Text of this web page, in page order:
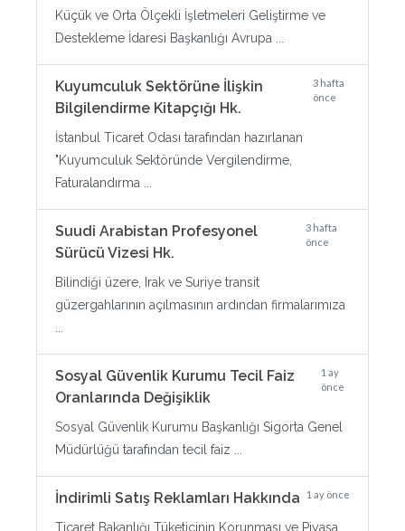
Küçük ve Orta Ölçekli İşletmeleri Geliştirme ve
Destekleme İdaresi Başkanlığı Avrupa ...
Kuyumculuk Sektörüne İlişkin
Bilgilendirme Kitapçığı Hk.
3 hafta
önce
İstanbul Ticaret Odası tarafından hazırlanan
"Kuyumculuk Sektöründe Vergilendirme,
Faturalandırma ...
Suudi Arabistan Profesyonel
Sürücü Vizesi Hk.
3 hafta
önce
Bilindiği üzere, Irak ve Suriye transit
güzergahlarının açılmasının ardından firmalarımıza
Sosyal Güvenlik Kurumu Tecil Faiz
Oranlarında Değişiklik
1 ay
önce
Sosyal Güvenlik Kurumu Başkanlığı Sigorta Genel
Müdürlüğü tarafından tecil faiz ...
İndirimli Satış Reklamları Hakkında 1 ay önce
Ticaret Bakanlığı Tüketicinin Korunması ve Piyasa